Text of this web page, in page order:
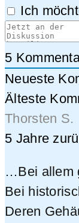
Ich
5
Neueste
Älteste
Thorsten S.
5 Jahre
…Bei allem
Bei
Deren